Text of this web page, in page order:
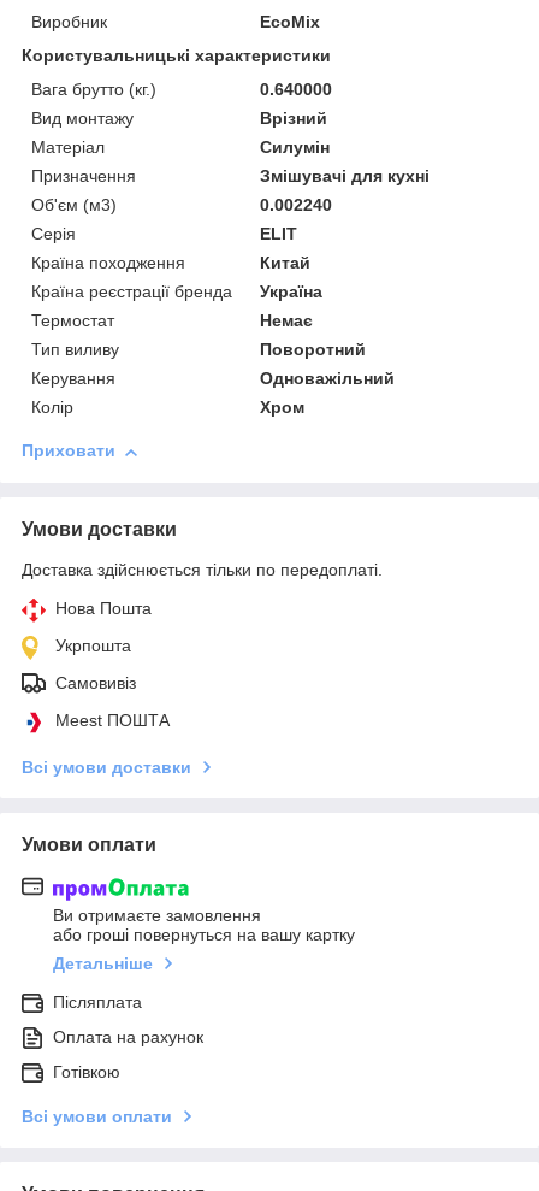
Виробник
EcoMix
Користувальницькі характеристики
Вага брутто (кг.)
0.640000
Вид монтажу
Врізний
Матеріал
Силумін
Призначення
Змішувачі для кухні
Об'єм (м3)
0.002240
Серія
ELIT
Країна походження
Китай
Країна реєстрації бренда
Україна
Термостат
Немає
Тип виливу
Поворотний
Керування
Одноважільний
Колір
Хром
Приховати
Умови доставки
Доставка здійснюється тільки по передоплаті.
Нова Пошта
Укрпошта
Самовивіз
Meest ПОШТА
Всі умови доставки
Умови оплати
Ви отримаєте замовлення
або гроші повернуться на вашу картку
Детальніше
Післяплата
Оплата на рахунок
Готівкою
Всі умови оплати